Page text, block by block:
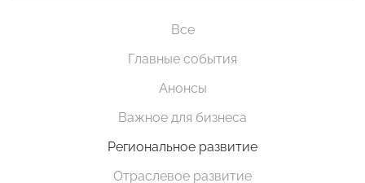
Все
Главные события
Анонсы
Важное для бизнеса
Региональное развитие
Отраслевое развитие